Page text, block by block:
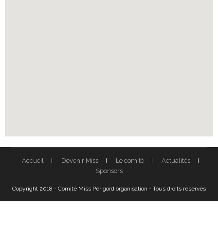
Accueil Devenir Miss Le comité
Actualités
Sponsors
Copyright 2018 - Comité Miss Périgord organisation - Tous droits réservés